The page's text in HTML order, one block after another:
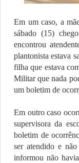
Em um caso, a
sábado (15)
encontrou
plantonista estava
filha que estava
Militar que nada
um boletim de
Em outro caso
supervisora da
boletim de
ser atendido e
informou não